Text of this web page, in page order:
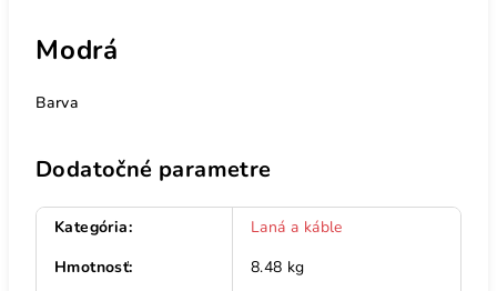
Modrá
Barva
Dodatočné parametre
Kategória:
Laná a káble
Hmotnosť:
8.48 kg